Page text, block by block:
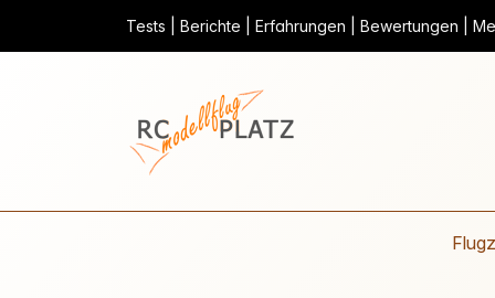
Tests | Berichte | Erfahrungen | Bewertungen |